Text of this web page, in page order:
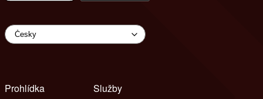
Prohlídka
Služby